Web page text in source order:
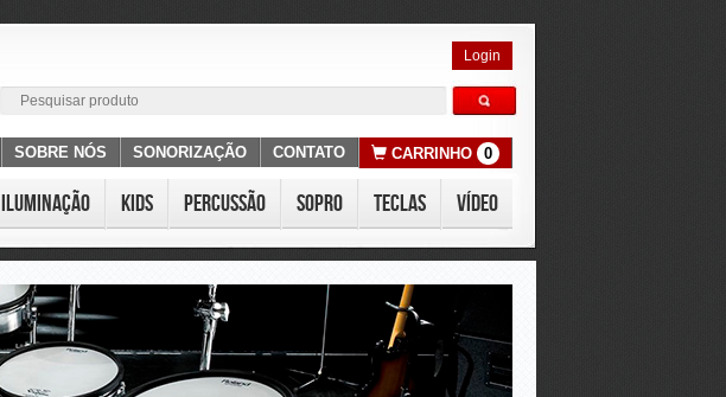
Login
SOBRE NÓS SONORIZAÇÃO CONTATO CARRINHO 0
Iluminação Kids Percussão Sopro Teclas Vídeo